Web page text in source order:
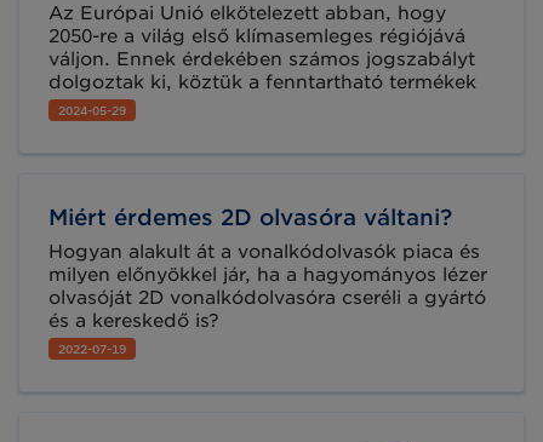
Az Európai Unió elkötelezett abban, hogy
2050-re a világ első klímasemleges régiójává
váljon. Ennek érdekében számos jogszabályt
dolgoztak ki, köztük a fenntartható termékek
környezetbarát tervezéséről szóló új rendeletet
(ESPR). E politika egyik kulcsfontosságú
2024-05-29
Miért érdemes 2D olvasóra váltani?
Hogyan alakult át a vonalkódolvasók piaca és
milyen előnyökkel jár, ha a hagyományos lézer
olvasóját 2D vonalkódolvasóra cseréli a gyártó
és a kereskedő is?
2022-07-19